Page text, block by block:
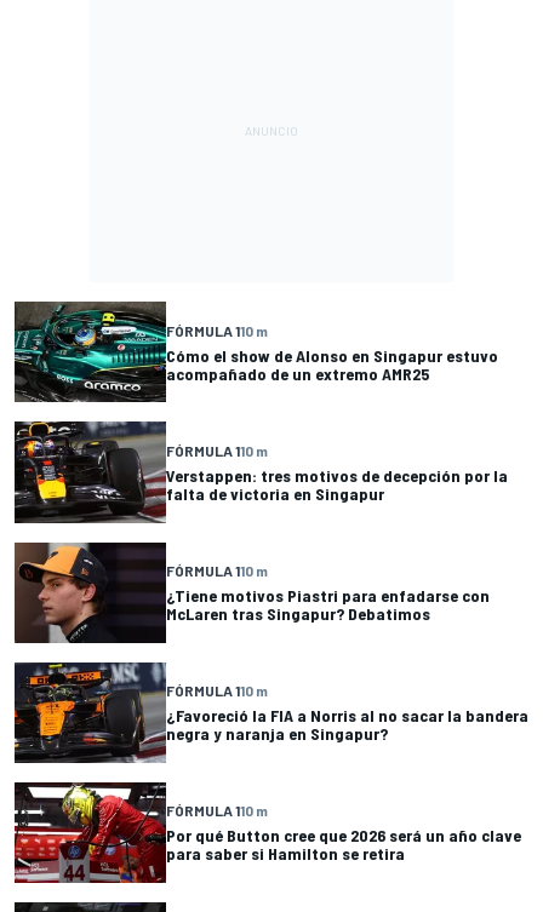
FÓRMULA 110 m
Cómo el show de Alonso en Singapur estuvo
acompañado de un extremo AMR25
FÓRMULA 110 m
Verstappen: tres motivos de decepción por la
falta de victoria en Singapur
FÓRMULA 110 m
¿Tiene motivos Piastri para enfadarse con
McLaren tras Singapur? Debatimos
FÓRMULA 110 m
¿Favoreció la FIA a Norris al no sacar la bandera
negra y naranja en Singapur?
FÓRMULA 110 m
Por qué Button cree que 2026 será un año clave
para saber si Hamilton se retira